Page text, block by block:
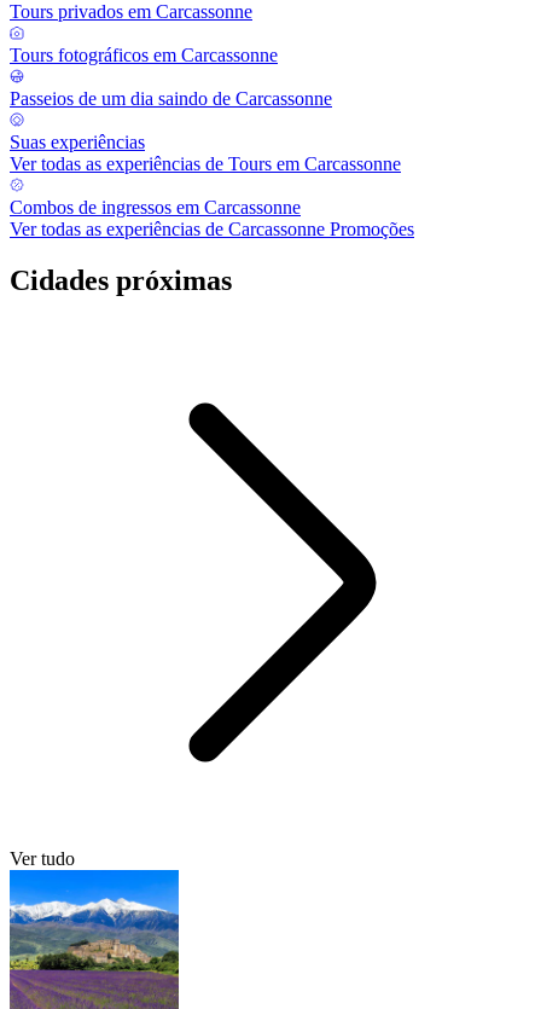
Tours privados em Carcassonne
Tours fotográficos em Carcassonne
Passeios de um dia saindo de Carcassonne
Suas experiências
Ver todas as experiências de Tours em Carcassonne
Combos de ingressos em Carcassonne
Ver todas as experiências de Carcassonne Promoções
Cidades próximas
Ver tudo